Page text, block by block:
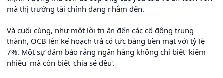
mà thị trường tài chính đang nhắm đến.
Và cuối cùng, như một lời tri ân đến các cổ đông trung
thành, OCB lên kế hoạch trả cổ tức bằng tiền mặt với tỷ lệ
7%. Một sự đảm bảo rằng ngân hàng không chỉ biết 'kiếm
nhiều' mà còn biết 'chia sẻ đều'.